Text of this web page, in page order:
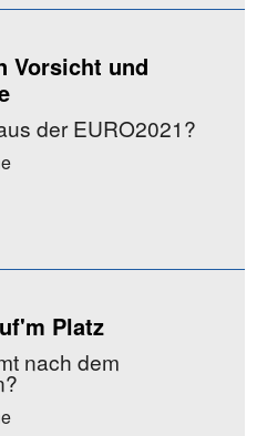
Vorsicht und
der EURO2021?
Platz
nach dem